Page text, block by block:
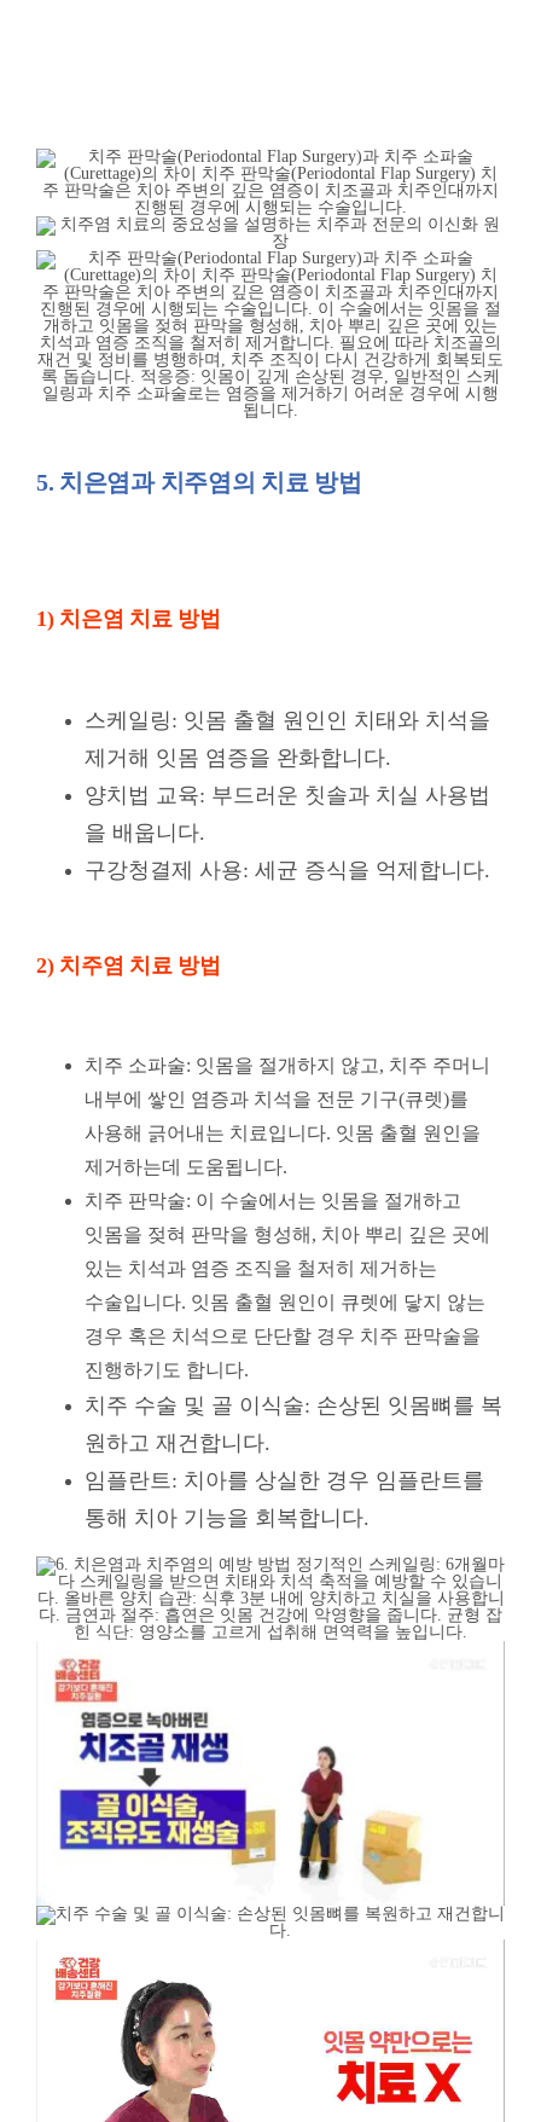
5. 치은염과 치주염의 치료 방법
1) 치은염 치료 방법
스케일링: 잇몸 출혈 원인인 치태와 치석을
제거해 잇몸 염증을 완화합니다.
양치법 교육: 부드러운 칫솔과 치실 사용법
을 배웁니다.
구강청결제 사용: 세균 증식을 억제합니다.
2) 치주염 치료 방법
치주 소파술: 잇몸을 절개하지 않고, 치주 주머니
내부에 쌓인 염증과 치석을 전문 기구(큐렛)를
사용해 긁어내는 치료입니다. 잇몸 출혈 원인을
제거하는데 도움됩니다.
치주 판막술: 이 수술에서는 잇몸을 절개하고
잇몸을 젖혀 판막을 형성해, 치아 뿌리 깊은 곳에
있는 치석과 염증 조직을 철저히 제거하는
수술입니다. 잇몸 출혈 원인이 큐렛에 닿지 않는
경우 혹은 치석으로 단단할 경우 치주 판막술을
진행하기도 합니다.
치주 수술 및 골 이식술: 손상된 잇몸뼈를 복
원하고 재건합니다.
임플란트: 치아를 상실한 경우 임플란트를
통해 치아 기능을 회복합니다.